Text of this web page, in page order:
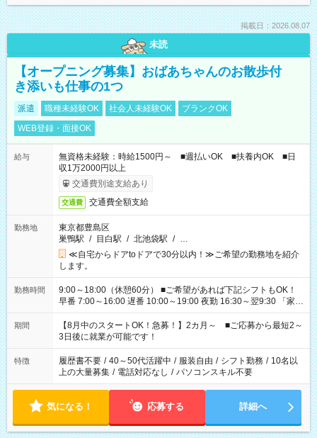
掲載日：2026.08.07
未読
【オープニング募集】おばあちゃんのお散歩付
き添いも仕事の1つ
派遣 職種未経験OK 社会人未経験OK
ブランクOK
WEB登録・面接OK
給与
無資格未経験：時給1500円～ ■週払いOK ■扶養内OK ■日
収1万2000円以上
交通費別途支給あり
交通費 交通費全額支給
勤務地
東京都豊島区
巣鴨駅 / 目白駅 / 北池袋駅 / …
≪自宅からドアtoドアで30分以内！≫ご希望の勤務地を紹介
します。
勤務時間
9:00～18:00（休憩60分） ■ご希望があれば下記シフトもOK！
早番 7:00～16:00 遅番 10:00～19:00 夜勤 16:30～翌9:30 「家族
と休みを合わせたい」 「余裕を持って夕飯の準備がしたい」
「できれば残業はしたくない」 など、ご希望を教えてください
ね。 ※Wワーク希望の方へ 今ご覧のお仕事で希望する勤務時間
と、もう1つのお仕事の勤務時間。 合計で週40時間を超える場
合は応募できません。
期間
【8月中のスタートOK！急募！】2カ月～ ■ご応募から最短2～
3日後に就業が可能です！
特徴 履歴書不要 / 40～50代活躍中 / 服装自由 / シフト勤務 / 10名以
上の大量募集 / 電話対応なし / パソコンスキル不要
気になる！ 応募する 詳細へ